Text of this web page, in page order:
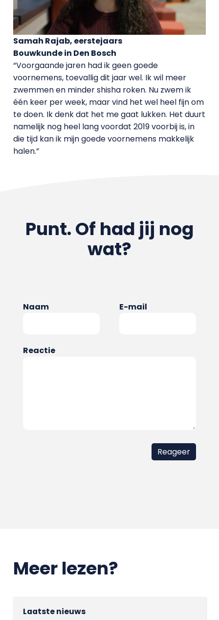
Samah Rajab, eerstejaars
Bouwkunde in Den Bosch
“Voorgaande jaren had ik geen goede
voornemens, toevallig dit jaar wel. Ik wil meer
zwemmen en minder shisha roken. Nu zwem ik
één keer per week, maar vind het wel heel fijn om
te doen. Ik denk dat het me gaat lukken. Het duurt
namelijk nog heel lang voordat 2019 voorbij is, in
die tijd kan ik mijn goede voornemens makkelijk
halen.”
Punt. Of had jij nog
wat?
Naam E-mail
Reactie
Meer lezen?
Laatste nieuws